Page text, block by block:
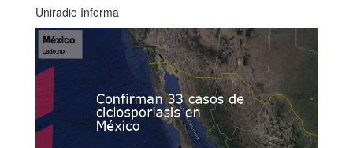
Uniradio Informa